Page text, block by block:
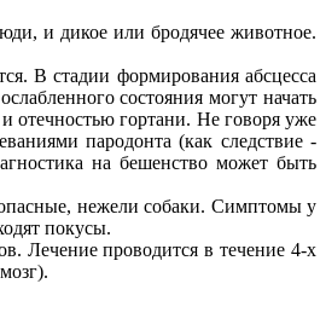
и дикое или бродячее животное.
В стадии формирования абсцесса
состояния могут начать
отечностью гортани. Не говоря уже
пародонта (как следствие -
на бешенство может быть
нежели собаки. Симптомы у
покусы.
Лечение проводится в течение 4-х